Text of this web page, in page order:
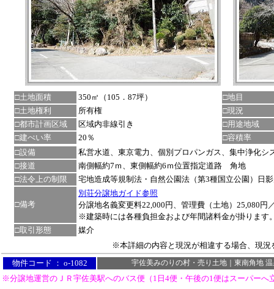
□土地面積 350㎡（105．87坪）
□地目
□土地権利
所有権
□現況
□都市計画区域
区域内非線引き
□用途地域
□建ぺい率
20％
□容積率
□設備
私営水道、東京電力、個別プロパンガス、集中浄化シ
□接道
南側幅約7ｍ、東側幅約6ｍ位置指定道路 角地
□法令上の制限
宅地造成等規制法・自然公園法（第3種国立公園）日
□備考
別荘分譲地ガイド参照
分譲地名義変更料22,000円、管理費（土地）25,080円
※建築時には各種負担金および年間諸料金が掛ります
□取引形態
媒介
※本詳細の内容と現況が相違する場合、現況
物件コード ： o-1082
宇佐美みのりの村・売り土地｜東南角地
※分譲地運営のＪＲ宇佐美駅へのバス便（1日4便・午後の1便はスーパーへ